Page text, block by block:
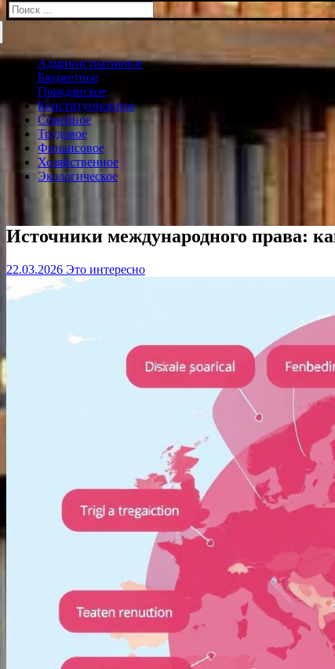
Искать:
Административное
Бюджетное
Гражданское
Конституционное
Семейное
Трудовое
Финансовое
Хозяйственное
Экологическое
Источники международного права:
22.03.2026 Это интересно